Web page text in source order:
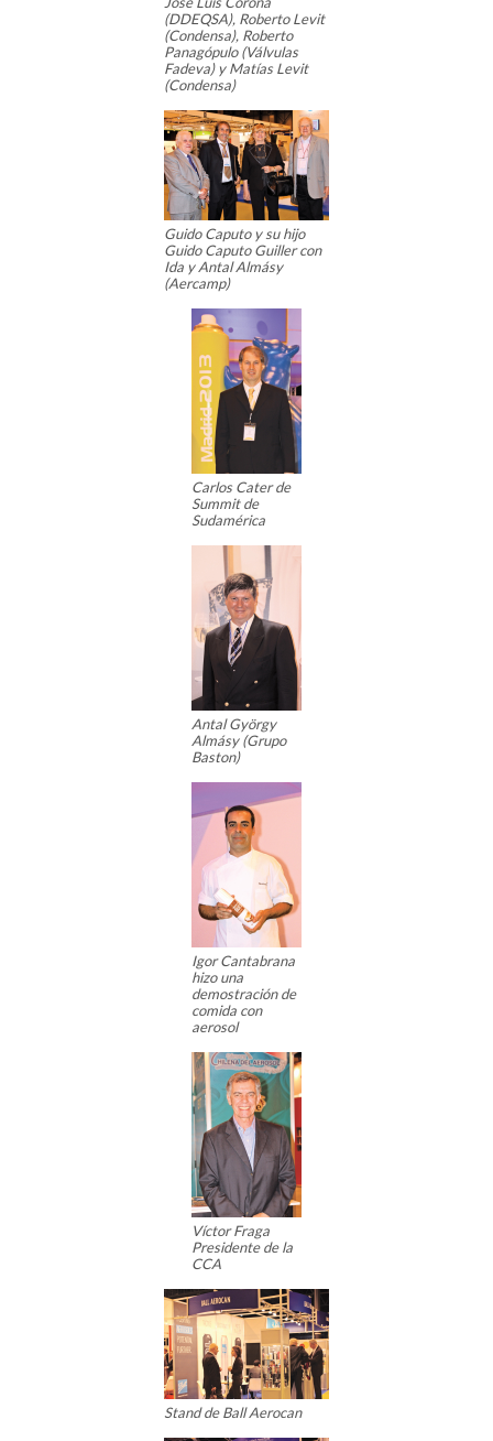
(DDEQSA), Roberto Levit
(Condensa), Roberto
Panagópulo (Válvulas
Fadeva) y Matías Levit
(Condensa)
Guido Caputo y su hijo
Guido Caputo Guiller con
Ida y Antal Almásy
(Aercamp)
Carlos Cater de
Summit de
Sudamérica
Antal György
Almásy (Grupo
Baston)
Igor Cantabrana
hizo una
demostración de
comida con
aerosol
Víctor Fraga
Presidente de la
CCA
Stand de Ball Aerocan